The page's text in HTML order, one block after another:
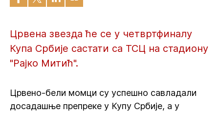
Црвена звезда ће се у четвртфиналу
Купа Србије састати са ТСЦ на стадиону
"Рајко Митић".
Црвено-бели момци су успешно савладали
досадашње препреке у Купу Србије, а у